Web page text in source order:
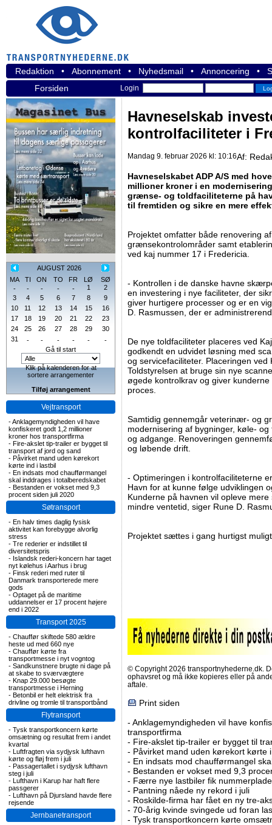
Redaktion • Abonnement • Nyhedsmail • Annoncering •
Forsiden
Login
AUGUST 2026
MA
TI ON TO FR LØ
SØ
-
- - - - 1
2
3
4 5 6 7 8
9
10
11 12 13 14 15
16
17
18 19 20 21 22
23
24
25 26 27 28 29
30
31
- - - - -
-
Gå til start
Klik på kalenderen for at
sortere arrangementer
Tilføj arrangement
Vejtransport
-Anklagemyndigheden vil have
konfiskeret godt 1,2 millioner
kroner hos transportfirma
- Fire-akslet tip-trailer er bygget til
transport af jord og sand
- Påvirket mand uden kørekort
kørte ind i lastbil
- En indsats mod chaufførmangel
skal inddrages i totalberedskabet
- Bestanden er vokset med 9,3
procent siden juli 2020
Søtransport
- En halv times daglig fysisk
aktivitet kan forebygge alvorlig
stress
- Tre rederier er indstillet til
diversitetspris
- Islandsk rederi-koncern har taget
nyt kølehus i Aarhus i brug
- Finsk rederi med ruter til
Danmark transporterede mere
gods
- Optaget på de maritime
uddannelser er 17 procent højere
end i 2022
Transport 2025
- Chauffør skiftede 580 ældre
heste ud med 660 nye
- Chauffør kørte fra
transportmesse i nyt vogntog
- Sandkunstnere brugte ni dage på
at skabe to sværvægtere
- Knap 29.000 besøgte
transportmesse i Herning
- Betonbil er helt elektrisk fra
drivline og tromle til transportbånd
Flytransport
- Tysk transportkoncern kørte
omsætning og resultat frem i andet
kvartal
- Luftfragten via sydjysk lufthavn
kørte og fløj frem i juli
- Passagertallet i sydjysk lufthavn
steg i juli
- Lufthavn i Karup har haft flere
passgerer
- Lufthavn på Djursland havde flere
rejsende
Jernbanetransport
Havneselskab
kontrolfaciliteter i
Mandag 9. februar 2026 kl: 10:16Af:
Havneselskabet ADP A/S med
millioner kroner i en
grænse- og toldfaciliteterne på
til fremtiden og sikre en mere
Projektet omfatter både renovering
grænsekontrolområder samt
ved kaj nummer 17 i Fredericia.
- Kontrollen i de danske havne
en investering i nye faciliteter, der
giver hurtigere processer og er en
D. Rasmussen, der er
De nye toldfaciliteter placeres ved
godkendt en udvidet løsning med
og servicefaciliteter. Placeringen
Toldstyrelsen at bruge sin nye
øgede kontrolkrav og giver
proces.
Samtidig gennemgår veterinær- og
modernisering af bygninger, køle-
og adgange. Renoveringen
og løbende drift.
- Optimeringen i kontrolfaciliteterne
Havn for at kunne følge udviklingen
Kunderne på havnen vil opleve
mindre ventetid, siger Rune D.
Projektet sættes i gang hurtigst
© Copyright 2026 transportnyhederne.dk.
ophavsret og må ikke kopieres eller på
aftale.
Print siden
- Anklagemyndigheden vil have
transportfirma
- Fire-akslet tip-trailer er bygget til
- Påvirket mand uden kørekort kørte
- En indsats mod chaufførmangel
- Bestanden er vokset med 9,3
- Færre nye lastbiler fik
- Pantning nåede ny rekord i juli
- Roskilde-firma har fået en ny tre-
- 70-årig kvinde svingede ud foran
- Tysk transportkoncern kørte